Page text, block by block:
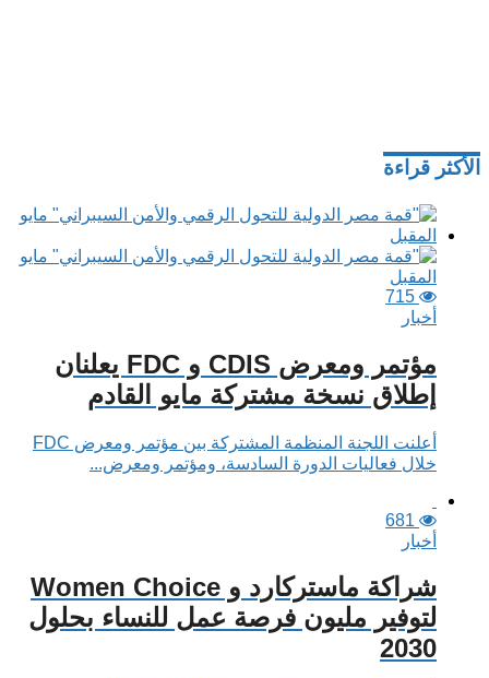
الأكثر قراءة
715
أخبار
مؤتمر ومعرض CDIS و FDC يعلنان
إطلاق نسخة مشتركة مايو القادم
أعلنت اللجنة المنظمة المشتركة بين مؤتمر ومعرض FDC
خلال فعاليات الدورة السادسة، ومؤتمر ومعرض...
681
أخبار
شراكة ماستركارد و Women Choice
لتوفير مليون فرصة عمل للنساء بحلول
2030